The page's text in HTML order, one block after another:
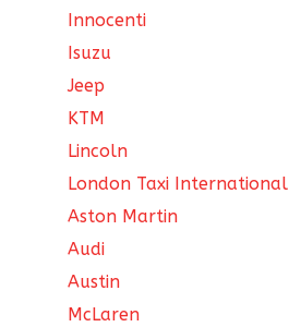
Innocenti
Isuzu
Jeep
KTM
Lincoln
London Taxi International
Aston Martin
Audi
Austin
McLaren